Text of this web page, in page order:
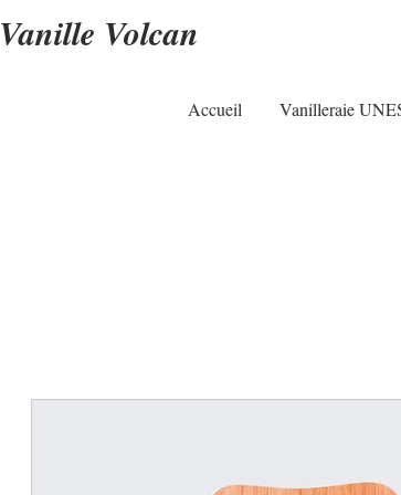
Vanille Volcan
Accueil Vanilleraie